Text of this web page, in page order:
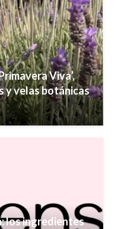
Viva’,
y velas botánicas
los ingredientes